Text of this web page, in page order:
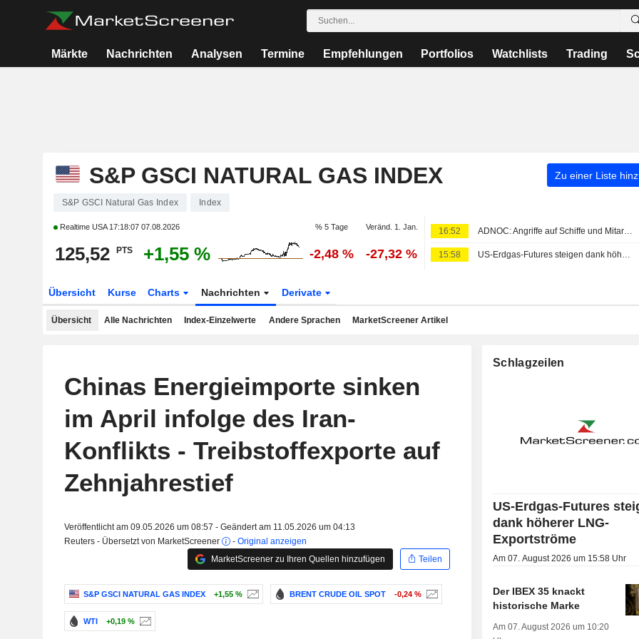
Märkte Nachrichten Analysen Termine Empfehlungen Portfolios Watchlists Trading
S&P GSCI NATURAL GAS INDEX Zu einer Liste
S&P GSCI Natural Gas Index Index
Realtime USA 17:18:07 07.08.2026 % 5 Tage Veränd. 1. Jan.
125,52 PTS +1,55 % -2,48 % -27,32 %
16:52 ADNOC: Angriffe auf Schiffe und Mitarbeiter beeinträchtigen Betrieb erheblich
15:58 US-Erdgas-Futures steigen dank höherer LNG-Exportströme
Übersicht Kurse Charts Nachrichten Derivate
Übersicht Alle Nachrichten Index-Einzelwerte Andere Sprachen MarketScreener Artikel
Chinas Energieimporte sinken
im April infolge des Iran-
Konflikts - Treibstoffexporte auf
Zehnjahrestief
Veröffentlicht am 09.05.2026 um 08:57 - Geändert am 11.05.2026 um 04:13
Reuters - Übersetzt von MarketScreener
- Original anzeigen
MarketScreener zu Ihren Quellen hinzufügen
Teilen
S&P GSCI NATURAL GAS INDEX +1,55 % BRENT CRUDE OIL SPOT -0,24 %
WTI +0,19 %
Schlagzeilen
US-Erdgas-Futures
dank höherer LNG-
Exportströme
Am 07. August 2026 um 15:58 Uhr
Der IBEX 35 knackt
historische Marke
Am 07. August 2026 um 10:20